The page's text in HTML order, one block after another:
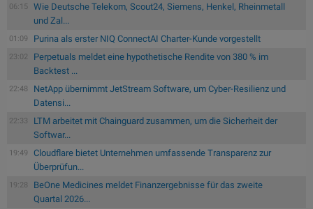
06:15
Wie Deutsche Telekom, Scout24, Siemens, Henkel, Rheinmetall
und Zal...
01:09 Purina als erster NIQ ConnectAI Charter-Kunde vorgestellt
23:02
Perpetuals meldet eine hypothetische Rendite von 380 % im
Backtest ...
22:48
NetApp übernimmt JetStream Software, um Cyber-Resilienz und
Datensi...
22:33
LTM arbeitet mit Chainguard zusammen, um die Sicherheit der
Softwar...
19:49
Cloudflare bietet Unternehmen umfassende Transparenz zur
Überprüfun...
19:28
BeOne Medicines meldet Finanzergebnisse für das zweite
Quartal 2026...